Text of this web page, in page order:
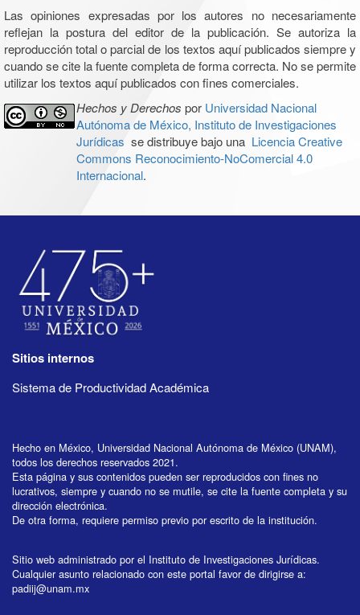
Las opiniones expresadas por los autores no necesariamente
reflejan la postura del editor de la publicación. Se autoriza la
reproducción total o parcial de los textos aquí publicados siempre y
cuando se cite la fuente completa de forma correcta. No se permite
utilizar los textos aquí publicados con fines comerciales.
Hechos y Derechos por Universidad Nacional
Autónoma de México, Instituto de Investigaciones
Jurídicas se distribuye bajo una Licencia Creative
Commons Reconocimiento-NoComercial 4.0
Internacional.
Sitios internos
Sistema de Productividad Académica
Hecho en México, Universidad Nacional Autónoma de México (UNAM),
todos los derechos reservados 2021.
Esta página y sus contenidos pueden ser reproducidos con fines no
lucrativos, siempre y cuando no se mutile, se cite la fuente completa y su
dirección electrónica.
De otra forma, requiere permiso previo por escrito de la institución.
Sitio web administrado por el Instituto de Investigaciones Jurídicas.
Cualquier asunto relacionado con este portal favor de dirigirse a:
padiij@unam.mx